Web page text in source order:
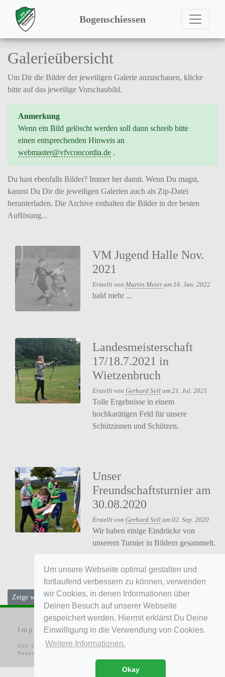
Um unsere Webseite optimal gestalten und
fortlaufend verbessern zu können, verwenden
wir Cookies, in denen Informationen über
Deinen Besuch auf unserer Webseite
gespeichert werden. Hiermit erklärst Du Deine
Einwilligung in die Verwendung von Cookies.
Weitere Informationen.
Okay
Bogenschiessen
Galerieübersicht
Um Dir die Bilder der jeweiligen Galerie anzuschauen, klicke
bitte auf das jeweilige Vorschaubild.
Anmerkung
Wenn ein Bild gelöscht werden soll dann schreib bitte
einen entsprechenden Hinweis an
webmaster@vfvconcordia.de .
Du hast ebenfalls Bilder? Immer her damit. Wenn Du magst,
kannst Du Dir die jeweiligen Galerien auch als Zip-Datei
herunterladen. Die Archive enthalten die Bilder in der besten
Auflösung...
VM Jugend Halle Nov.
2021
Erstellt von Martin Meier am 16. Jan. 2022
bald mehr ...
Landesmeisterschaft
17/18.7.2021 in
Wietzenbruch
Erstellt von Gerhard Sell am 21. Jul. 2021
Tolle Ergebnisse in einem
hochkarätigen Feld für unsere
Schützinnen und Schützen.
Unser
Freundschaftsturnier am
30.08.2020
Erstellt von Gerhard Sell am 02. Sep. 2020
Wir haben einige Eindrücke von
unserem Turnier in Bildern gesammelt.
Zeige weitere Einträge...
Impressum|Datenschutz|Kontakt
VfV Concordia Alvesrode von 1919 e. V.
Neuer Wiesenweg 1; 31832 Springe